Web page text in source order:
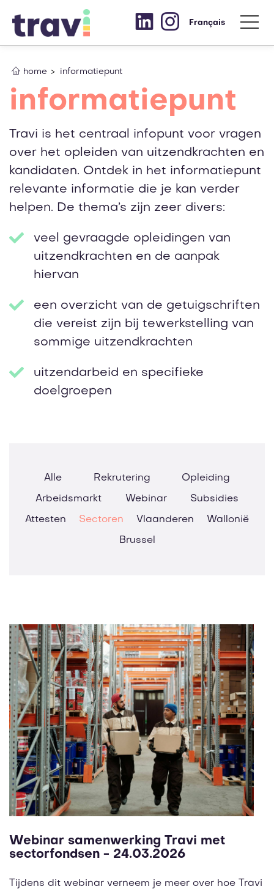
Français
home informatiepunt
informatiepunt
Travi is het centraal infopunt voor vragen
over het opleiden van uitzendkrachten en
kandidaten. Ontdek in het informatiepunt
relevante informatie die je kan verder
helpen. De thema’s zijn zeer divers:
veel gevraagde opleidingen van
uitzendkrachten en de aanpak
hiervan
een overzicht van de getuigschriften
die vereist zijn bij tewerkstelling van
sommige uitzendkrachten
uitzendarbeid en specifieke
doelgroepen
Alle Rekrutering Opleiding
Arbeidsmarkt Webinar Subsidies
Attesten Sectoren Vlaanderen Wallonië
Brussel
Webinar samenwerking Travi met
sectorfondsen - 24.03.2026
Tijdens dit webinar verneem je meer over hoe Travi